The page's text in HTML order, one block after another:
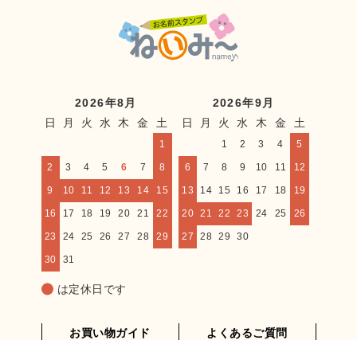
2026年8月
日
月 火 水 木 金 土
1
2 3 4 5 6 7 8
9 10 11 12 13 14 15
16 17 18 19 20 21 22
23 24 25 26 27 28 29
30 31
2026年9月
日
月 火 水 木 金 土
1 2 3 4 5
6 7 8 9 10 11 12
13 14 15 16 17 18 19
20 21 22 23 24 25 26
27 28 29 30
は定休日です
お買い物ガイド よくあるご質問